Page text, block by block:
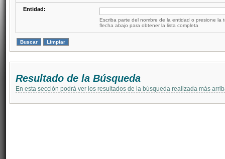
Entidad:
Escriba parte del nombre de la entidad o presione la
flecha abajo para obtener la lista completa
Resultado de la Búsqueda
En esta sección podrá ver los resultados de la búsqueda realizada más